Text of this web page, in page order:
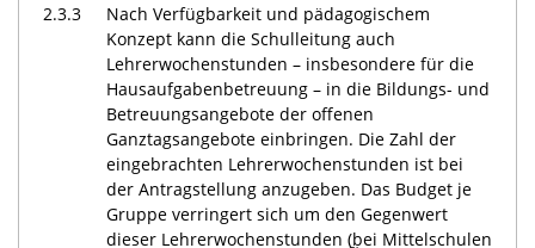
2.3.3
Nach Verfügbarkeit und pädagogischem
Konzept kann die Schulleitung auch
Lehrerwochenstunden – insbesondere für die
Hausaufgabenbetreuung – in die Bildungs- und
Betreuungsangebote der offenen
Ganztagsangebote einbringen. Die Zahl der
eingebrachten Lehrerwochenstunden ist bei
der Antragstellung anzugeben. Das Budget je
Gruppe verringert sich um den Gegenwert
dieser Lehrerwochenstunden (bei Mittelschulen